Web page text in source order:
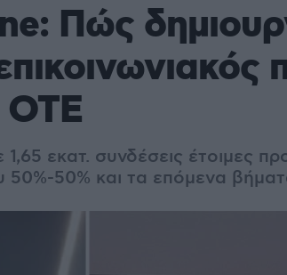
Πώς
ΟΤΕ
εκατ. συνδέσεις έτοιμες
50%-50% και τα επόμενα